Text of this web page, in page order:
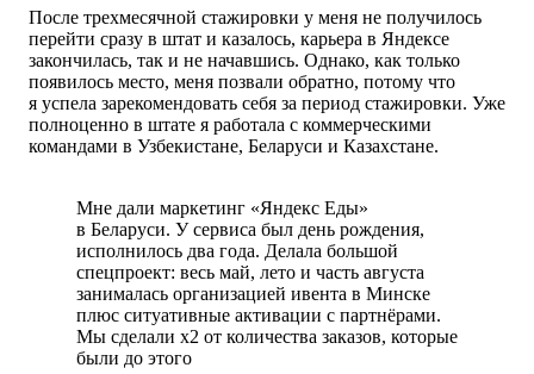
После трехмесячной стажировки у меня не получилось
перейти сразу в штат и казалось, карьера в Яндексе
закончилась, так и не начавшись. Однако, как только
появилось место, меня позвали обратно, потому что
я успела зарекомендовать себя за период стажировки. Уже
полноценно в штате я работала с коммерческими
командами в Узбекистане, Беларуси и Казахстане.
Мне дали маркетинг «Яндекс Еды»
в Беларуси. У сервиса был день рождения,
исполнилось два года. Делала большой
спецпроект: весь май, лето и часть августа
занималась организацией ивента в Минске
плюс ситуативные активации с партнёрами.
Мы сделали x2 от количества заказов, которые
были до этого